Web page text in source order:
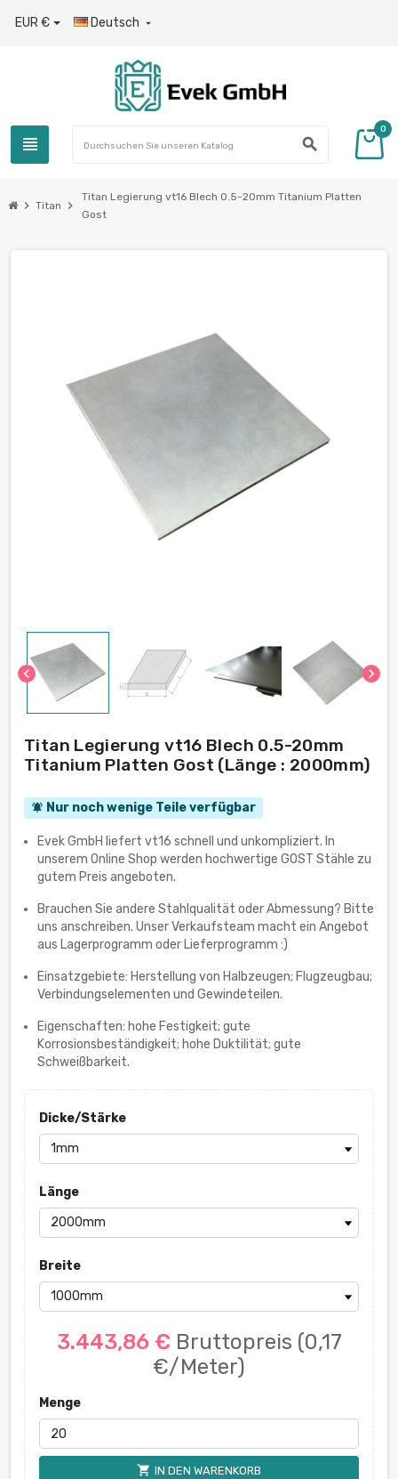
EUR € Deutsch 
view_headline search
0
chevron_right Titan chevron_right
Titan Legierung vt16 Blech 0.5-20mm Titanium Platten
Gost
chevron_left chevron_right
Titan Legierung vt16 Blech 0.5-20mm
Titanium Platten Gost (Länge : 2000mm)
notifications_active Nur noch wenige Teile verfügbar
Evek GmbH liefert vt16 schnell und unkompliziert. In
unserem Online Shop werden hochwertige GOST Stähle zu
gutem Preis angeboten.
Brauchen Sie andere Stahlqualität oder Abmessung? Bitte
uns anschreiben. Unser Verkaufsteam macht ein Angebot
aus Lagerprogramm oder Lieferprogramm :)
Einsatzgebiete: Herstellung von Halbzeugen; Flugzeugbau;
Verbindungselementen und Gewindeteilen.
Eigenschaften: hohe Festigkeit; gute
Korrosionsbeständigkeit; hohe Duktilität; gute
Schweißbarkeit.
Dicke/Stärke
Länge
Breite
3.443,86 € Bruttopreis (0,17
€/Meter)
Menge
shopping_cart IN DEN WARENKORB